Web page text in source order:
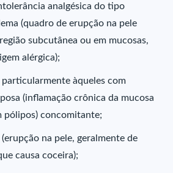
analgésica do tipo
(quadro de erupção na pele
subcutânea ou em mucosas,
alérgica);
àqueles com
(inflamação crônica da mucosa
pólipos) concomitante;
na pele, geralmente de
causa coceira);